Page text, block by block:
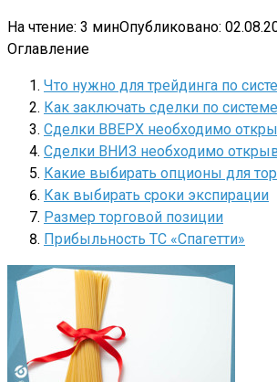
На чтение: 3 минОпубликовано:
Оглавление
Что нужно для трейдинга по
Как заключать сделки по системе
Сделки ВВЕРХ необходимо
Сделки ВНИЗ необходимо
Какие выбирать опционы для
Как выбирать сроки экспирации
Размер торговой позиции
Прибыльность ТС «Спагетти»